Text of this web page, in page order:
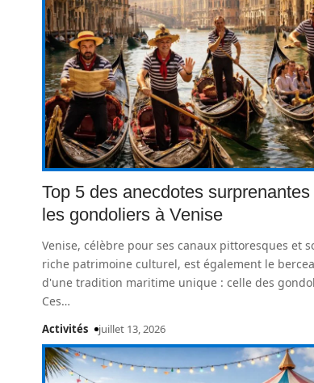
Top 5 des anecdotes
les gondoliers à Venise
Venise, célèbre pour ses canaux pittoresques et
riche patrimoine culturel, est également le
d'une tradition maritime unique : celle des
Ces…
Activités juillet 13, 2026